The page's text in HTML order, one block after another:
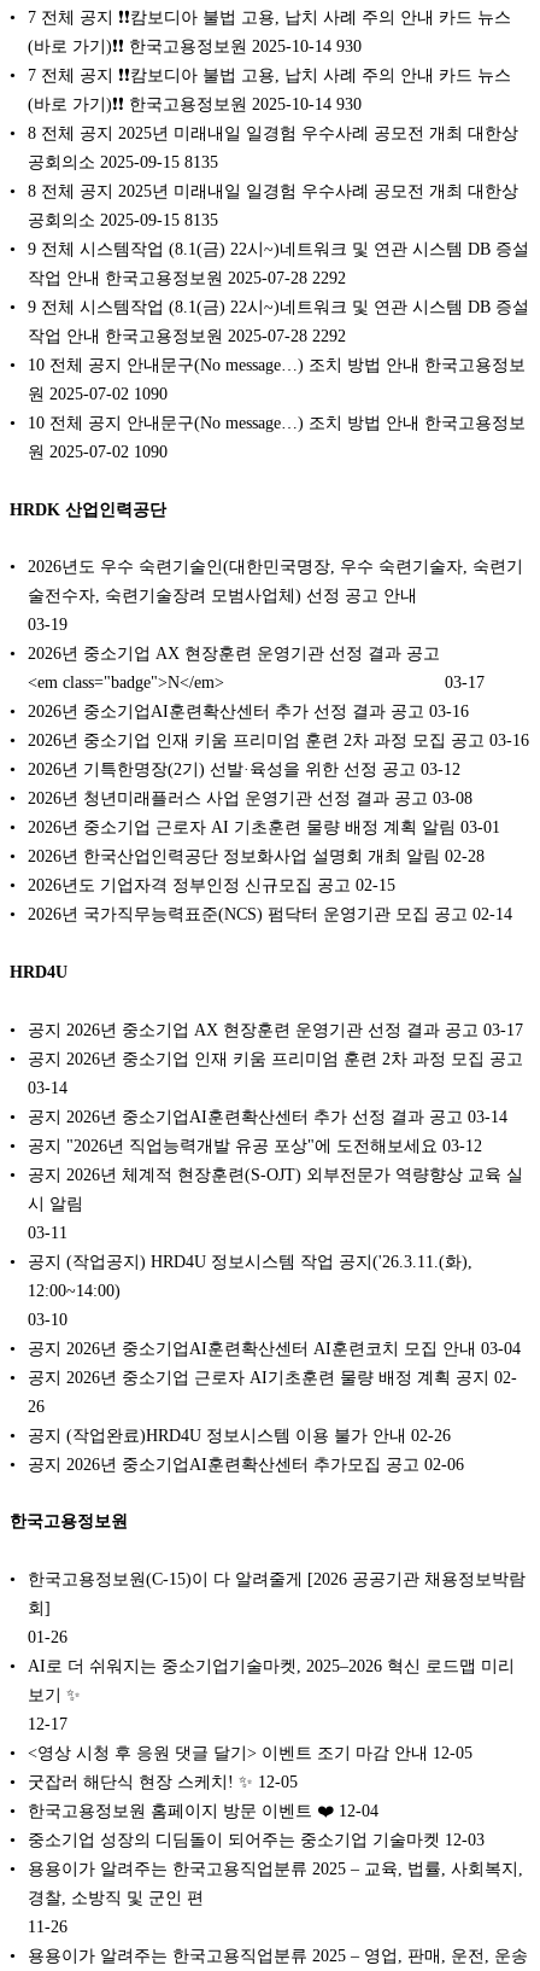
7 전체 공지 ❗❗캄보디아 불법 고용, 납치 사례 주의 안내 카드 뉴스
(바로 가기)❗❗ 한국고용정보원 2025-10-14 930
7 전체 공지 ❗❗캄보디아 불법 고용, 납치 사례 주의 안내 카드 뉴스
(바로 가기)❗❗ 한국고용정보원 2025-10-14 930
8 전체 공지 2025년 미래내일 일경험 우수사례 공모전 개최 대한상
공회의소 2025-09-15 8135
8 전체 공지 2025년 미래내일 일경험 우수사례 공모전 개최 대한상
공회의소 2025-09-15 8135
9 전체 시스템작업 (8.1(금) 22시~)네트워크 및 연관 시스템 DB 증설
작업 안내 한국고용정보원 2025-07-28 2292
9 전체 시스템작업 (8.1(금) 22시~)네트워크 및 연관 시스템 DB 증설
작업 안내 한국고용정보원 2025-07-28 2292
10 전체 공지 안내문구(No message…) 조치 방법 안내 한국고용정보
원 2025-07-02 1090
10 전체 공지 안내문구(No message…) 조치 방법 안내 한국고용정보
원 2025-07-02 1090
HRDK 산업인력공단
2026년도 우수 숙련기술인(대한민국명장, 우수 숙련기술자, 숙련기
술전수자, 숙련기술장려 모범사업체) 선정 공고 안내
03-19
2026년 중소기업 AX 현장훈련 운영기관 선정 결과 공고
<em class="badge">N</em>
03-17
2026년 중소기업AI훈련확산센터 추가 선정 결과 공고 03-16
2026년 중소기업 인재 키움 프리미엄 훈련 2차 과정 모집 공고 03-16
2026년 기특한명장(2기) 선발·육성을 위한 선정 공고 03-12
2026년 청년미래플러스 사업 운영기관 선정 결과 공고 03-08
2026년 중소기업 근로자 AI 기초훈련 물량 배정 계획 알림 03-01
2026년 한국산업인력공단 정보화사업 설명회 개최 알림 02-28
2026년도 기업자격 정부인정 신규모집 공고 02-15
2026년 국가직무능력표준(NCS) 펌닥터 운영기관 모집 공고 02-14
HRD4U
공지 2026년 중소기업 AX 현장훈련 운영기관 선정 결과 공고 03-17
공지 2026년 중소기업 인재 키움 프리미엄 훈련 2차 과정 모집 공고
03-14
공지 2026년 중소기업AI훈련확산센터 추가 선정 결과 공고 03-14
공지 "2026년 직업능력개발 유공 포상"에 도전해보세요 03-12
공지 2026년 체계적 현장훈련(S-OJT) 외부전문가 역량향상 교육 실
시 알림
03-11
공지 (작업공지) HRD4U 정보시스템 작업 공지('26.3.11.(화),
12:00~14:00)
03-10
공지 2026년 중소기업AI훈련확산센터 AI훈련코치 모집 안내 03-04
공지 2026년 중소기업 근로자 AI기초훈련 물량 배정 계획 공지 02-
26
공지 (작업완료)HRD4U 정보시스템 이용 불가 안내 02-26
공지 2026년 중소기업AI훈련확산센터 추가모집 공고 02-06
한국고용정보원
한국고용정보원(C-15)이 다 알려줄게 [2026 공공기관 채용정보박람
회]
01-26
AI로 더 쉬워지는 중소기업기술마켓, 2025–2026 혁신 로드맵 미리
보기 ✨
12-17
<영상 시청 후 응원 댓글 달기> 이벤트 조기 마감 안내 12-05
굿잡러 해단식 현장 스케치! ✨ 12-05
한국고용정보원 홈페이지 방문 이벤트 ❤️ 12-04
중소기업 성장의 디딤돌이 되어주는 중소기업 기술마켓 12-03
용용이가 알려주는 한국고용직업분류 2025 – 교육, 법률, 사회복지,
경찰, 소방직 및 군인 편
11-26
용용이가 알려주는 한국고용직업분류 2025 – 영업, 판매, 운전, 운송